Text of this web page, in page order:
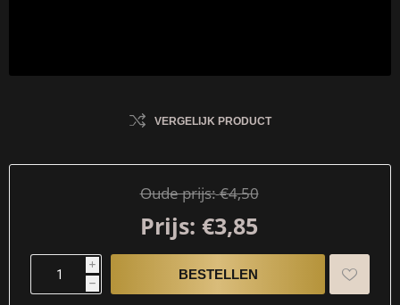
VERGELIJK PRODUCT
Oude prijs:€4,50
Prijs: €3,85
i
h